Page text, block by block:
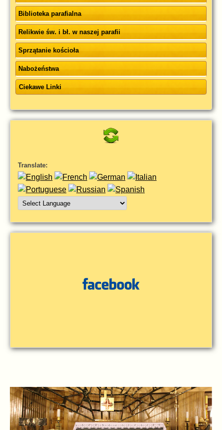
Biblioteka parafialna
Relikwie św. i bł. w naszej parafii
Sprzątanie kościoła
Nabożeństwa
Ciekawe Linki
Translate: